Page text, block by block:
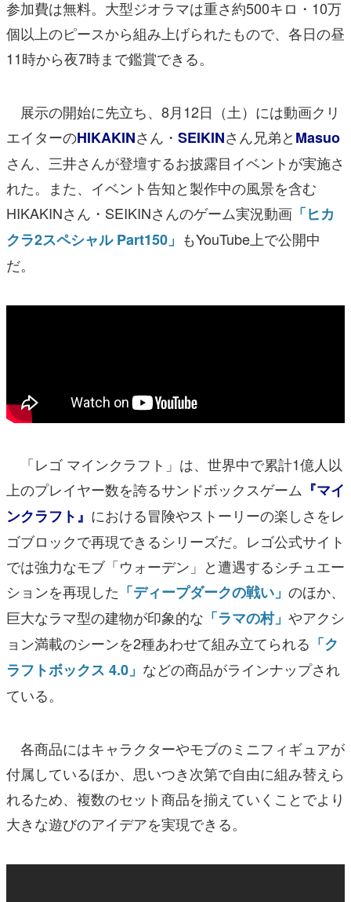
参加費は無料。大型ジオラマは重さ約500キロ・10万
個以上のピースから組み上げられたもので、各日の昼
11時から夜7時まで鑑賞できる。
展示の開始に先立ち、8月12日（土）には動画クリ
エイターのHIKAKINさん・ SEIKINさん兄弟とMasuo
さん、三井さんが登壇するお披露目イベントが実施さ
れた。また、イベント告知と製作中の風景を含む
HIKAKINさん・SEIKINさんのゲーム実況動画 「ヒカ
クラ2スペシャル Part150」 もYouTube上で公開中
だ。
「レゴ マインクラフト」は、世界中で累計1億人以
上のプレイヤー数を誇るサンドボックスゲーム 『マイ
ンクラフト』 における冒険やストーリーの楽しさをレ
ゴブロックで再現できるシリーズだ。レゴ公式サイト
では強力なモブ「ウォーデン」と遭遇するシチュエー
ションを再現した 「ディープダークの戦い」 のほか、
巨大なラマ型の建物が印象的な 「ラマの村」 やアクシ
ョン満載のシーンを2種あわせて組み立てられる 「ク
ラフトボックス 4.0」 などの商品がラインナップされ
ている。
各商品にはキャラクターやモブのミニフィギュアが
付属しているほか、思いつき次第で自由に組み替えら
れるため、複数のセット商品を揃えていくことでより
大きな遊びのアイデアを実現できる。